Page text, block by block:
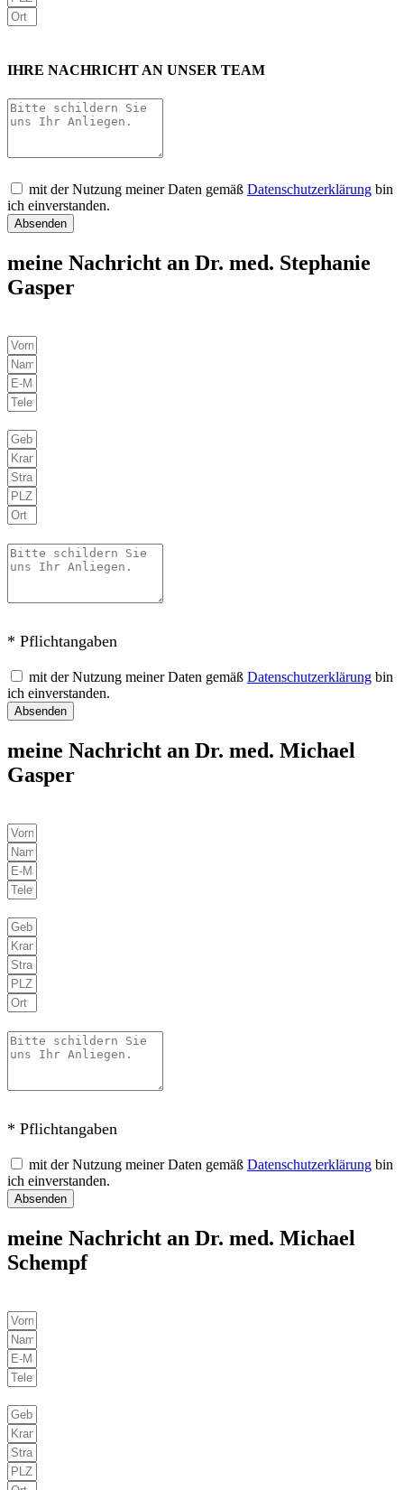
IHRE NACHRICHT AN UNSER TEAM
mit der Nutzung meiner Daten gemäß Datenschutzerklärung bin
ich einverstanden.
Absenden
meine Nachricht an Dr. med. Stephanie
Gasper
* Pflichtangaben
mit der Nutzung meiner Daten gemäß Datenschutzerklärung bin
ich einverstanden.
Absenden
meine Nachricht an Dr. med. Michael
Gasper
* Pflichtangaben
mit der Nutzung meiner Daten gemäß Datenschutzerklärung bin
ich einverstanden.
Absenden
meine Nachricht an Dr. med. Michael
Schempf